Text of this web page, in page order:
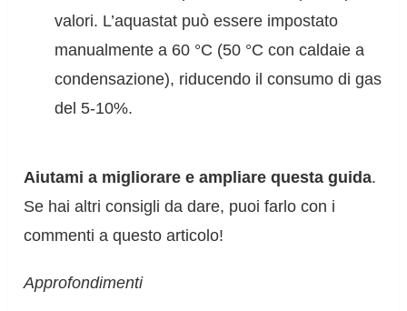
valori. L’aquastat può essere impostato
manualmente a 60 °C (50 °C con caldaie a
condensazione), riducendo il consumo di gas
del 5-10%.
Aiutami a migliorare e ampliare questa guida.
Se hai altri consigli da dare, puoi farlo con i
commenti a questo articolo!
Approfondimenti